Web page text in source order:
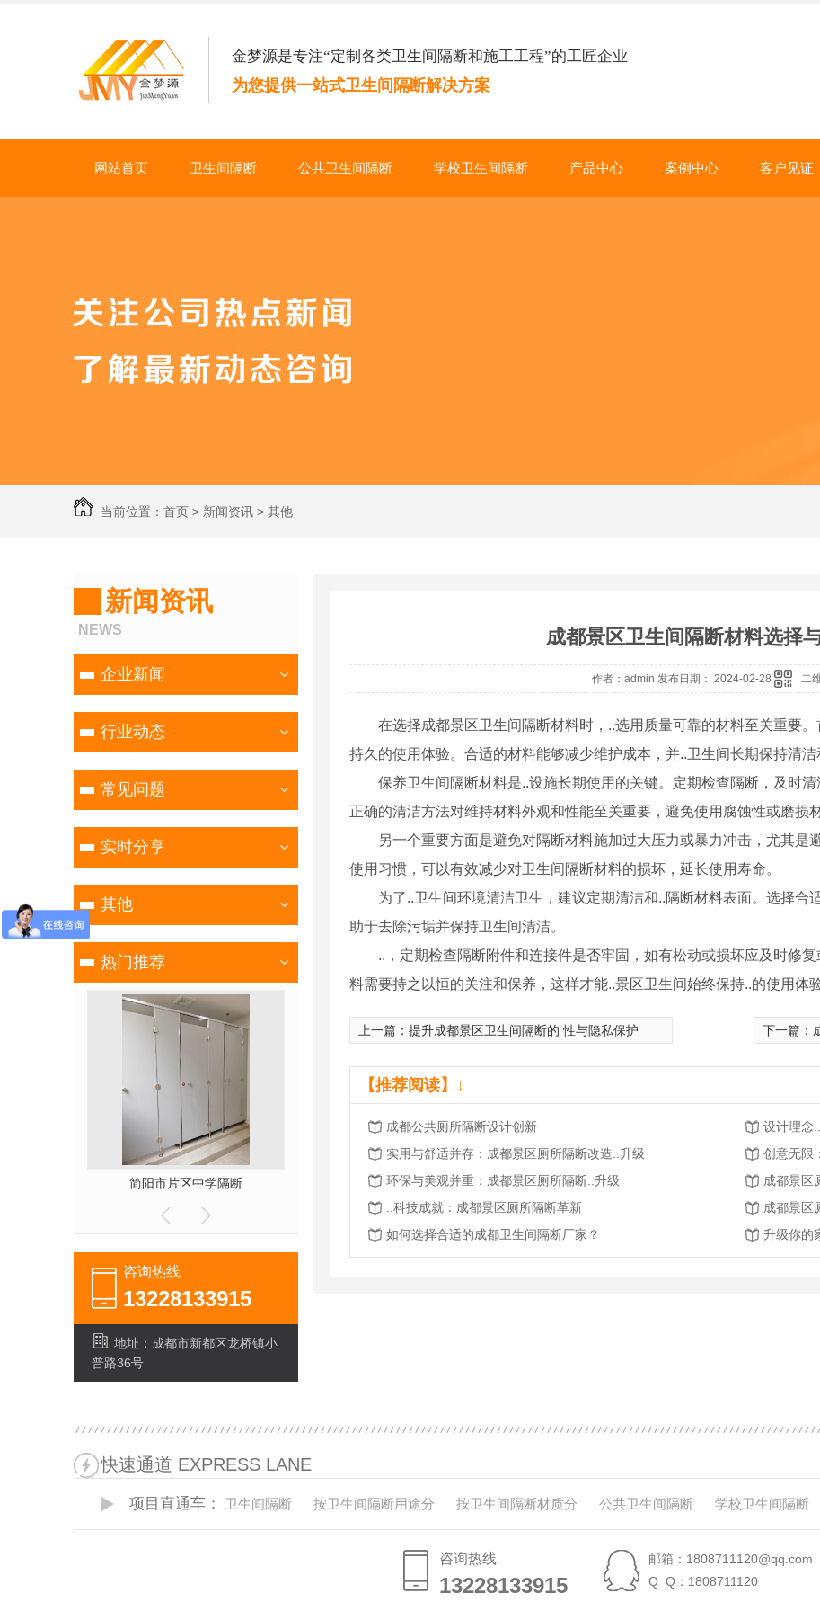
金梦源是专注“定制各类卫生间隔断和施工工程”的工匠企业
为您提供一站式卫生间隔断解决方案
网站首页 卫生间隔断 公共卫生间隔断 学校卫生间隔断 产品中心 案例中心 客户见证
当前位置： 首页 > 新闻资讯 > 其他
新闻资讯
NEWS
企业新闻
行业动态
常见问题
实时分享
其他
热门推荐
简阳市片区中学隔断 西南交通大学学校卫生间隔断 四川景区卫生间隔断 四川卫生
咨询热线
13228133915
地址：成都市新都区龙桥镇小
普路36号
成都景区卫生间隔断材料选择
作者：admin 发布日期： 2024-02-28 二
在选择成都景区卫生间隔断材料时，..选用质量可靠的材料至关重要
持久的使用体验。合适的材料能够减少维护成本，并..卫生间长期保持清洁
保养卫生间隔断材料是..设施长期使用的关键。定期检查隔断，及时
正确的清洁方法对维持材料外观和性能至关重要，避免使用腐蚀性或磨损
另一个重要方面是避免对隔断材料施加过大压力或暴力冲击，尤其是
使用习惯，可以有效减少对卫生间隔断材料的损坏，延长使用寿命。
为了..卫生间环境清洁卫生，建议定期清洁和..隔断材料表面。选择合
助于去除污垢并保持卫生间清洁。
..，定期检查隔断附件和连接件是否牢固，如有松动或损坏应及时修
料需要持之以恒的关注和保养，这样才能..景区卫生间始终保持..的使用体验
上一篇： 提升成都景区卫生间隔断的 性与隐私保护 下一篇：
【推荐阅读】↓
成都公共厕所隔断设计创新
设计理念
实用与舒适并存：成都景区厕所隔断改造..升级
创意无限
环保与美观并重：成都景区厕所隔断..升级
成都景区
..科技成就：成都景区厕所隔断革新
成都景区
如何选择合适的成都卫生间隔断厂家？
升级你的
快速通道 EXPRESS LANE
项目直通车： 卫生间隔断 按卫生间隔断用途分 按卫生间隔断材质分 公共卫生间隔断 学校卫生间隔断
咨询热线
13228133915
13228133915
邮箱：1808711120@qq.com
Q Q：1808711120